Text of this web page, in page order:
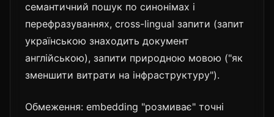
семантичний пошук по синонімах і
перефразуваннях, cross-lingual запити (запит
українською знаходить документ
англійською), запити природною мовою ("як
зменшити витрати на інфраструктуру").
Обмеження: embedding "розмиває" точні